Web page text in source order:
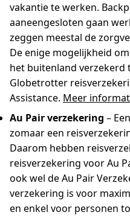
vakantie te werken.
aaneengesloten gaan
zeggen meestal de
De enige mogelijkheid
het buitenland verzekerd
Globetrotter
Assistance. Meer
Au Pair verzekering –
zomaar een
Daarom hebben
reisverzekering voor Au
ook wel de Au Pair
verzekering is voor
en enkel voor personen